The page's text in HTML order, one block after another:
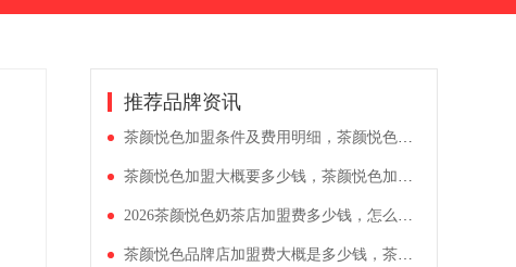
推荐品牌资讯
茶颜悦色加盟条件及费用明细，茶颜悦色加盟费用价格表
茶颜悦色加盟大概要多少钱，茶颜悦色加盟店加盟条件
2026茶颜悦色奶茶店加盟费多少钱，怎么开一家奶茶加盟店
茶颜悦色品牌店加盟费大概是多少钱，茶颜悦色加盟费及加盟条件2026年